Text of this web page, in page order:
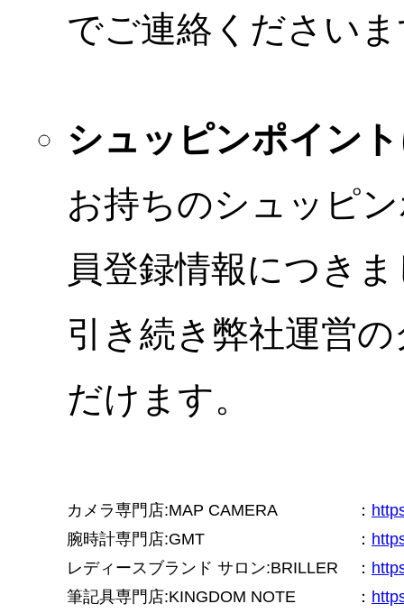
でご連絡ください
シュッピンポイン
お持ちのシュッピ
員登録情報につき
引き続き弊社運営
だけます。
カメラ専門店:MAP CAMERA ：
腕時計専門店:GMT
：
レディースブランド サロン:BRILLER
：
筆記具専門店:KINGDOM NOTE
：